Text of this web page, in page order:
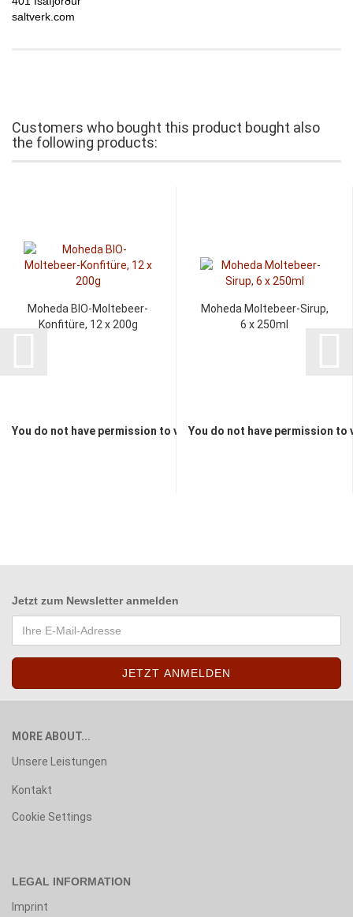
saltverk.com
Customers who bought this product bought also
the following products:
Moheda BIO-Moltebeer-
Konfitüre, 12 x 200g
You do not have permission to view the prices
Moheda Moltebeer-Sirup,
6 x 250ml
You do not have permission to
Jetzt zum Newsletter anmelden
MORE ABOUT...
Unsere Leistungen
Kontakt
Cookie Settings
LEGAL INFORMATION
Imprint